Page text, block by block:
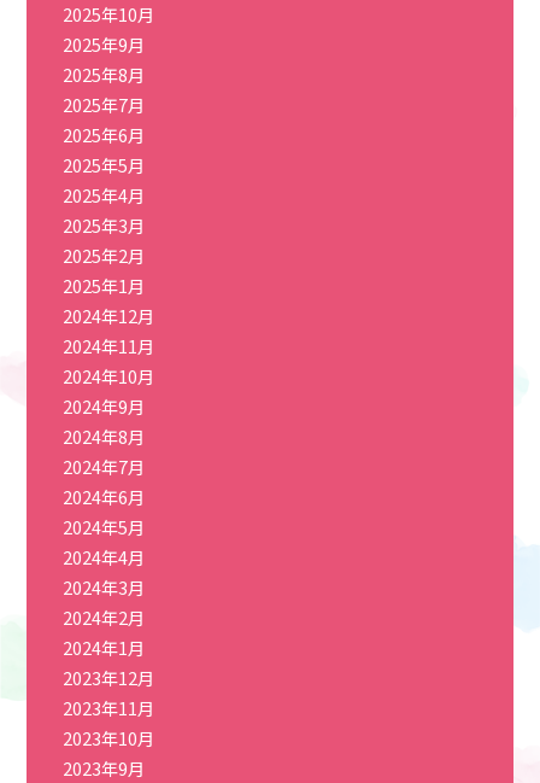
2025年10月
2025年9月
2025年8月
2025年7月
2025年6月
2025年5月
2025年4月
2025年3月
2025年2月
2025年1月
2024年12月
2024年11月
2024年10月
2024年9月
2024年8月
2024年7月
2024年6月
2024年5月
2024年4月
2024年3月
2024年2月
2024年1月
2023年12月
2023年11月
2023年10月
2023年9月